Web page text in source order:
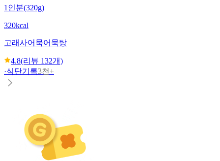
1인분(320g)
320kcal
고래사어묵어묵탕
4.8(리뷰 132개)
·식단기록3천+